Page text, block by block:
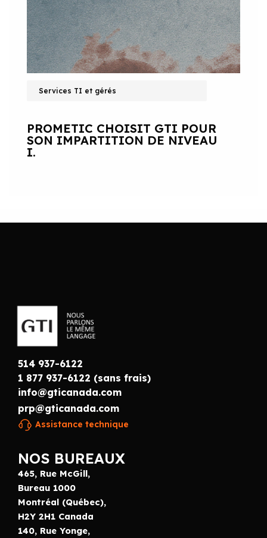
Services TI et gérés
PROMETIC CHOISIT GTI POUR
SON IMPARTITION DE NIVEAU
I.
514 937-6122
1 877 937-6122 (sans frais)
info@gticanada.com
prp@gticanada.com
Assistance technique
NOS BUREAUX
465, Rue McGill,
Bureau 1000
Montréal (Québec),
H2Y 2H1 Canada
140, Rue Yonge,